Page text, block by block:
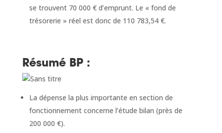
se trouvent 70 000 € d’emprunt. Le « fond de
trésorerie » réel est donc de 110 783,54 €.
Résumé BP :
La dépense la plus importante en section de
fonctionnement concerne l’étude bilan (près de
200 000 €).